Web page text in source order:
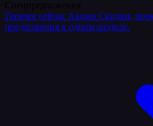
Горячее сейчас Акции Скидки,
предложения в одном разделе.